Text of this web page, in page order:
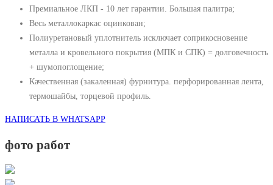
Премиальное ЛКП - 10 лет гарантии. Большая палитра;
Весь металлокаркас оцинкован;
Полиуретановый уплотнитель исключает соприкосновение
металла и кровельного покрытия (МПК и СПК) = долговечность
+ шумопоглощение;
Качественная (закаленная) фурнитура. перфорированная лента,
термошайбы, торцевой профиль.
НАПИСАТЬ В WHATSAPP
фото работ